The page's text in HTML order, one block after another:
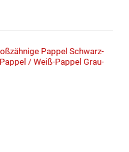
Pappel Schwarz-
/ Weiß-Pappel Grau-